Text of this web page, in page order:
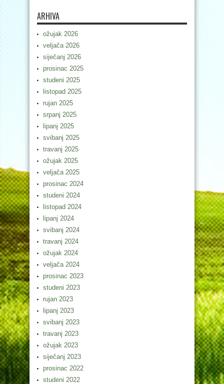
ARHIVA
ožujak 2026
veljača 2026
siječanj 2026
prosinac 2025
studeni 2025
listopad 2025
rujan 2025
srpanj 2025
lipanj 2025
svibanj 2025
travanj 2025
ožujak 2025
veljača 2025
prosinac 2024
studeni 2024
listopad 2024
lipanj 2024
svibanj 2024
travanj 2024
ožujak 2024
veljača 2024
prosinac 2023
studeni 2023
rujan 2023
lipanj 2023
svibanj 2023
travanj 2023
ožujak 2023
siječanj 2023
prosinac 2022
studeni 2022